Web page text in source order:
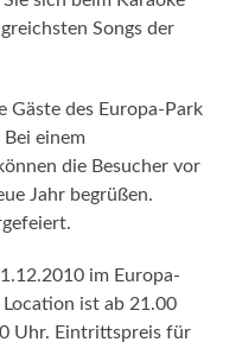
im Europa-
ist ab 21.00
(zzgl. 2,50€
99 7 (14 ct / Min.
maximal 42